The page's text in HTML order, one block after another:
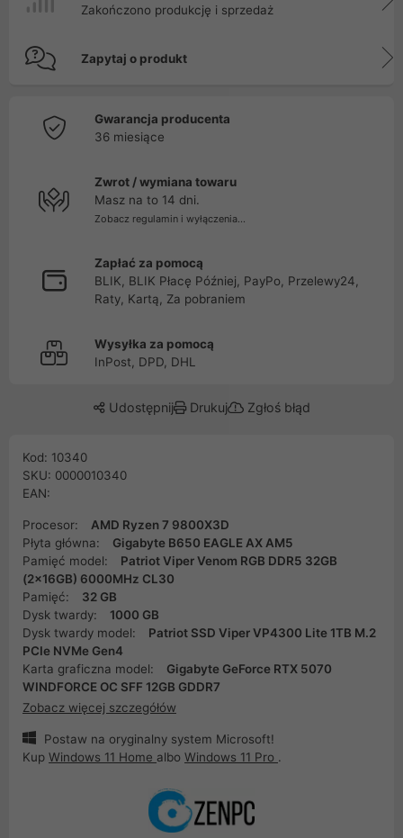
Zakończono produkcję i sprzedaż
Zapytaj o produkt
Gwarancja producenta
36 miesiące
Zwrot / wymiana towaru
Masz na to 14 dni.
Zobacz regulamin i wyłączenia...
Zapłać za pomocą
BLIK, BLIK Płacę Później, PayPo, Przelewy24,
Raty, Kartą, Za pobraniem
Wysyłka za pomocą
InPost, DPD, DHL
Udostępnij Drukuj Zgłoś błąd
Kod: 10340
SKU: 0000010340
EAN:
Procesor:
AMD Ryzen 7 9800X3D
Płyta główna:
Gigabyte B650 EAGLE AX AM5
Pamięć model:
Patriot Viper Venom RGB DDR5 32GB
(2x16GB) 6000MHz CL30
Pamięć:
32 GB
Dysk twardy:
1000 GB
Dysk twardy model:
Patriot SSD Viper VP4300 Lite 1TB M.2
PCIe NVMe Gen4
Karta graficzna model:
Gigabyte GeForce RTX 5070
WINDFORCE OC SFF 12GB GDDR7
Zobacz więcej szczegółów
Postaw na oryginalny system Microsoft!
Kup Windows 11 Home albo Windows 11 Pro .